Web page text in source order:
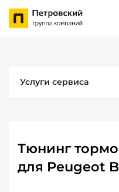
Услуги сервиса
Тюнинг
для Peugeot